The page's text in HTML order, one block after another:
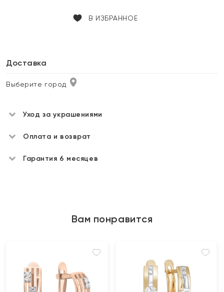
В ИЗБРАННОЕ
Доставка
Выберите город
Уход за украшениями
Оплата и возврат
Гарантия 6 месяцев
Вам понравится